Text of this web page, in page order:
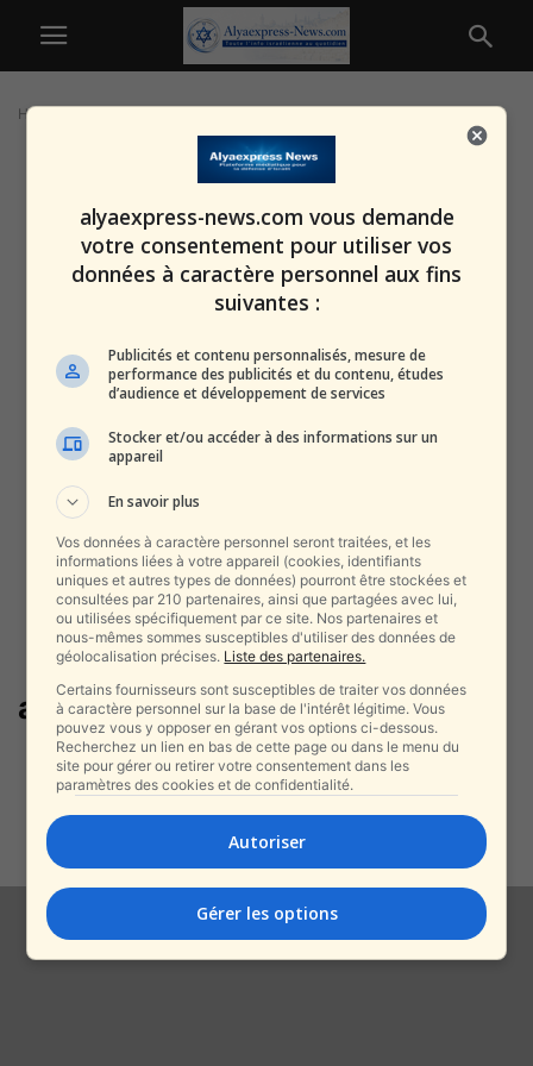
Home
accident fluvial
Tragédie sur le Nil : une touriste
italienne tuée après la...
alxprss_sab - 23 décembre 2025
alyaexpress-news.com vous demande
votre consentement pour utiliser vos
données à caractère personnel aux fins
suivantes :
Publicités et contenu personnalisés, mesure de
performance des publicités et du contenu, études
d’audience et développement de services
Stocker et/ou accéder à des informations sur un
appareil
En savoir plus
Vos données à caractère personnel seront traitées, et les
informations liées à votre appareil (cookies, identifiants
uniques et autres types de données) pourront être stockées et
consultées par 210 partenaires, ainsi que partagées avec lui,
ou utilisées spécifiquement par ce site. Nos partenaires et
nous-mêmes sommes susceptibles d'utiliser des données de
géolocalisation précises. Liste des partenaires.
Certains fournisseurs sont susceptibles de traiter vos données
à caractère personnel sur la base de l'intérêt légitime. Vous
pouvez vous y opposer en gérant vos options ci-dessous.
Recherchez un lien en bas de cette page ou dans le menu du
site pour gérer ou retirer votre consentement dans les
paramètres des cookies et de confidentialité.
Autoriser
Gérer les options